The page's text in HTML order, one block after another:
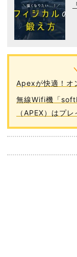
Apexが快適！オ
無線Wifi機「
（APEX）はプ